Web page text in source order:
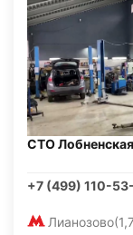
СТО Лобненская
+7 (499) 110-
Лианозово